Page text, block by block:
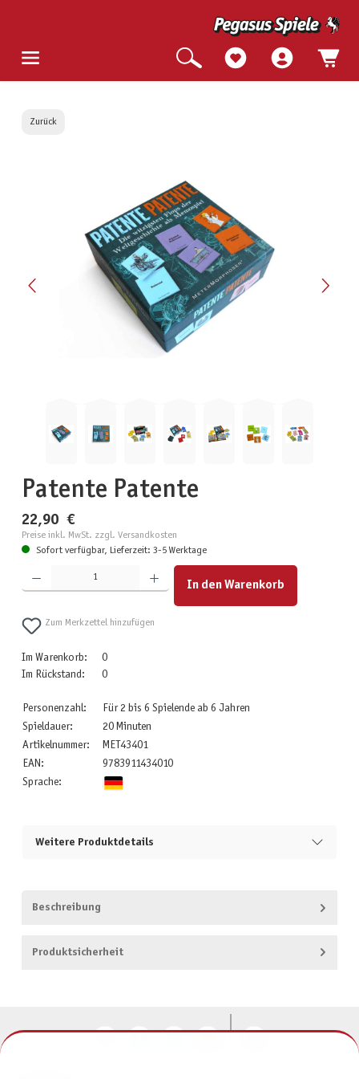
Zurück
Patente Patente
22,90 €
Preise inkl. MwSt. zzgl. Versandkosten
Sofort verfügbar, Lieferzeit: 3-5 Werktage
Produkt Anzahl: Gib den gewünschten Wert ein oder benutze die Schaltflächen um die Anzahl zu
In den Warenkorb
Zum Merkzettel hinzufügen
Im Warenkorb:
0
Im Rückstand:
0
Personenzahl:
Für 2 bis 6 Spielende ab 6 Jahren
Spieldauer:
20 Minuten
Artikelnummer:
MET43401
EAN:
9783911434010
Sprache:
Weitere Produktdetails
Beschreibung
Produktsicherheit